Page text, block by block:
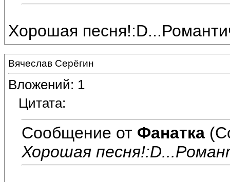
Хорошая
Вячеслав Серёгин
Вложений: 1
Цитата:
Сообщение от Фанатка
Хорошая